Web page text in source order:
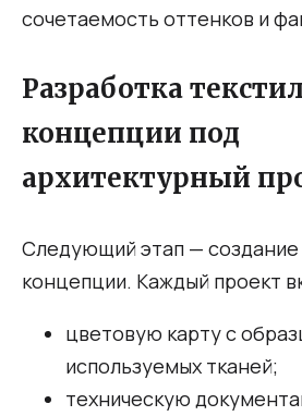
сочетаемость оттенков и
Разработка
концепции под
архитектурный
Следующий этап — создание
концепции. Каждый проект
цветовую карту с
используемых тканей;
техническую